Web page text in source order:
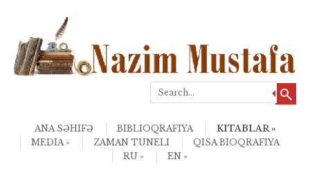
Search
Menu
ANA SƏHIFƏ BIBLIOQRAFIYA
KITABLAR
MEDIA
ZAMAN TUNELI
QISA BIOQRAFIYA
RU
EN